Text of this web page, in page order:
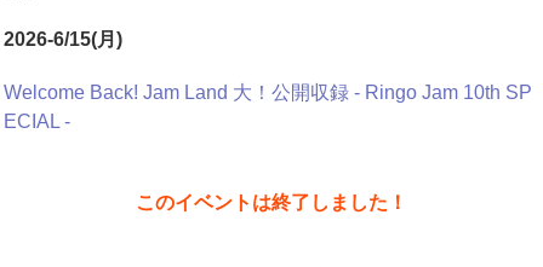
2026-6/15(月)
Welcome Back! Jam Land 大！公開収録 - Ringo Jam 10th SP
ECIAL -
このイベントは終了しました！